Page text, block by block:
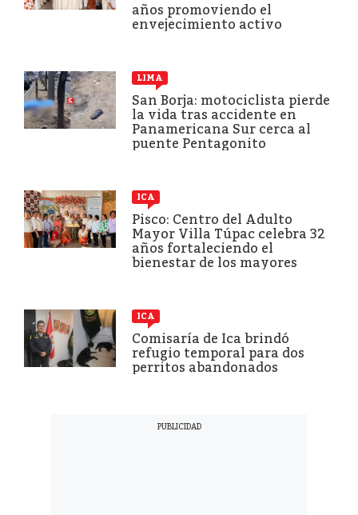
años promoviendo el
envejecimiento activo
LIMA
San Borja: motociclista pierde
la vida tras accidente en
Panamericana Sur cerca al
puente Pentagonito
ICA
Pisco: Centro del Adulto
Mayor Villa Túpac celebra 32
años fortaleciendo el
bienestar de los mayores
ICA
Comisaría de Ica brindó
refugio temporal para dos
perritos abandonados